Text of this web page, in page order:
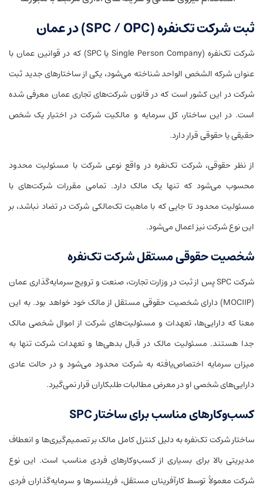
ثبت شرکت تک‌نفره (SPC / OPC) در عمان
شرکت تک‌نفره (Single Person Company یا SPC) که در قوانین عمان با
عنوان شرکه الشخص الواحد شناخته می‌شود، یکی از ساختارهای جدید ثبت
شرکت در این کشور است که در قانون شرکت‌های تجاری عمان معرفی شده
است. در این ساختار، کل سرمایه و مالکیت شرکت در اختیار یک شخص
حقیقی یا حقوقی قرار دارد.
از نظر حقوقی، شرکت تک‌نفره در واقع نوعی شرکت با مسئولیت محدود
محسوب می‌شود که تنها یک مالک دارد. تمامی مقررات شرکت‌های با
مسئولیت محدود تا جایی که با ماهیت تک‌مالکی شرکت در تضاد نباشد، بر
این نوع شرکت نیز اعمال می‌شود.
شخصیت حقوقی مستقل شرکت تک‌نفره
شرکت SPC پس از ثبت در وزارت تجارت، صنعت و ترویج سرمایه‌گذاری عمان
(MOCIIP) دارای شخصیت حقوقی مستقل از مالک خود خواهد بود. به این
معنا که دارایی‌ها، تعهدات و مسئولیت‌های شرکت از اموال شخصی مالک
جدا هستند. مسئولیت مالک در قبال بدهی‌ها و تعهدات شرکت تنها به
میزان سرمایه اختصاص‌یافته به شرکت محدود می‌شود و در حالت عادی
دارایی‌های شخصی او در معرض مطالبات طلبکاران قرار نمی‌گیرد.
کسب‌وکارهای مناسب برای ساختار SPC
ساختار شرکت تک‌نفره به دلیل کنترل کامل مالک بر تصمیم‌گیری‌ها و انعطاف
مدیریتی بالا برای بسیاری از کسب‌وکارهای فردی مناسب است. این نوع
شرکت معمولاً توسط کارآفرینان مستقل، فریلنسرها و سرمایه‌گذاران فردی